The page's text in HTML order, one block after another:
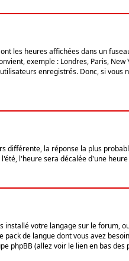
les heures affichées dans un
exemple : Londres, Paris,
enregistrés. Donc, si vous
la réponse la plus
l'heure sera décalée d'une
votre langage sur le forum,
de langue dont vous avez
phpBB (allez voir le lien en bas des